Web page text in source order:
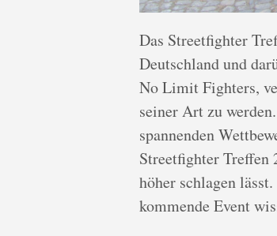
Das Streetfighter
Deutschland und
No Limit Fighters,
seiner Art zu
spannenden
Streetfighter Treffen
höher schlagen
kommende Event